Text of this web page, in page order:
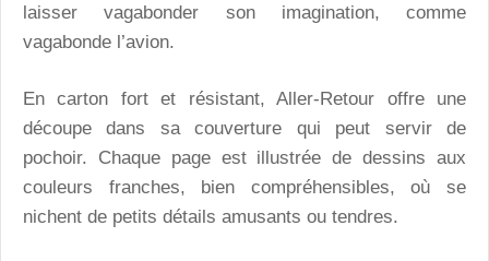
laisser vagabonder son imagination, comme
vagabonde l’avion.
En carton fort et résistant, Aller-Retour offre une
découpe dans sa couverture qui peut servir de
pochoir. Chaque page est illustrée de dessins aux
couleurs franches, bien compréhensibles, où se
nichent de petits détails amusants ou tendres.